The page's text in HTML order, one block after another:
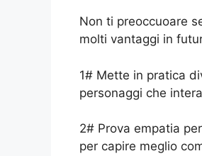
Non ti preoccuoare
molti vantaggi in
1# Mette in pratica
personaggi che
2# Prova empatia
per capire meglio